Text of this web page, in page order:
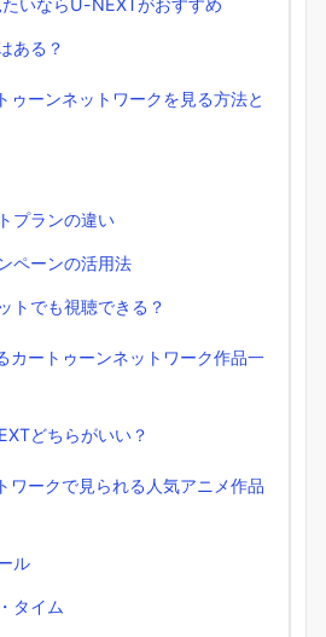
ある？
ゥーンネットワークを見る方法と
プランの違い
ペーンの活用法
トでも視聴できる？
カートゥーンネットワーク作品一
どちらがいい？
ワークで見られる人気アニメ作品
ル
タイム